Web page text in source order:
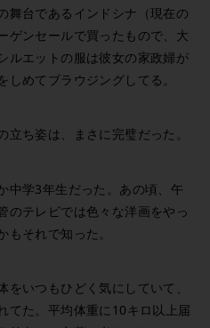
舞台であるインドシナ（現在の
ゲンセールで買ったもので、大
ルエットの服は彼女の家政婦が
めてブラウジングしてる。
ち姿は、まさに完璧だった。
中学3年生だった。あの頃、午
のテレビでは色々な洋画をやっ
それで知った。
いつもひどく気にしていて、
てた。平均体重に10キロ以上届